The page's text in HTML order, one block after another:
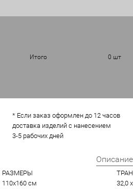
Итого 0 шт
* Если заказ оформлен до 12 часов
доставка изделий с нанесением
3-5 рабочих дней
Описание
РАЗМЕРЫ
110х160 см
32,0